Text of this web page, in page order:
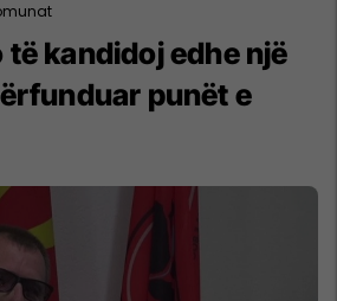
kandidoj edhe një
punët e